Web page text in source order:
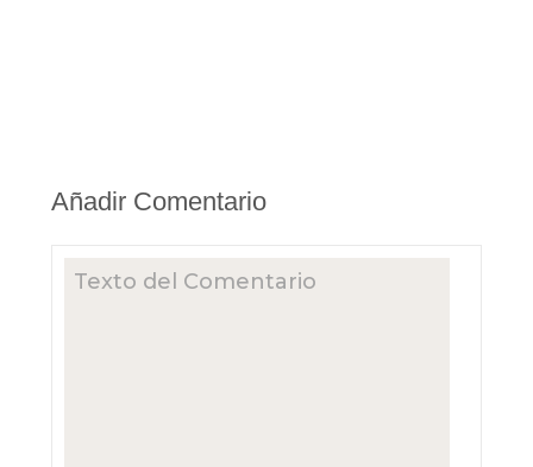
Añadir Comentario